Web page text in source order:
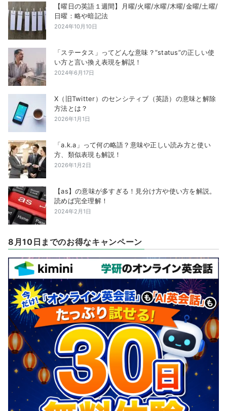
【曜日の英語１週間】月曜/火曜/水曜/木曜/金曜/土曜/
日曜：略や暗記法
2024年10月10日
「ステータス」ってどんな意味？”status”の正しい使
い方と言い換え表現を解説！
2024年6月17日
X（旧Twitter）のセンシティブ（英語）の意味と解除
方法とは？
2026年1月1日
「a.k.a」って何の略語？意味や正しい読み方と使い
方、類似表現も解説！
2026年1月2日
【as】の意味が多すぎる！見分け方や使い方を解説。
読めば完全理解！
2024年2月1日
8月10日までのお得なキャンペーン